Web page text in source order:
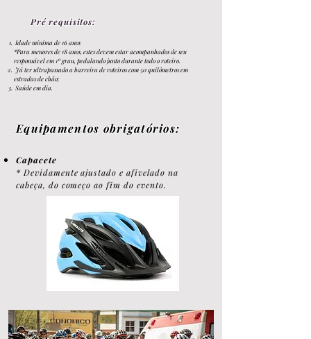
Pré requisitos:
Idade mínima de 16 anos
*Para menores de 18 anos, estes devem estar acompanhados de seu
responsável em 1º grau, pedalandojunto durante todo o roteiro.
Já ter ultrapassado a barreira de roteiros com 50 quilômetros em
estradas de chão;
Saúde em dia.
Equipamentos obrigatórios:
Capacete
* Devidamente ajustado e afivelado na
cabeça, do começo ao fim do evento.